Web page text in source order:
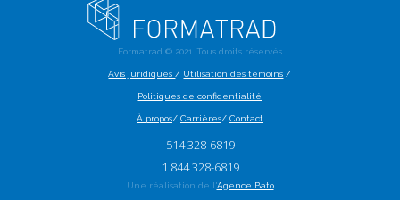
Formatrad © 2021 . Tous droits réservés
Avis juridiques / Utilisation des témoins /
Politiques de confidentialité
À propos/ Carrières/ Contact
514 328-6819
1 844 328-6819
Une réalisation de l'Agence Bato